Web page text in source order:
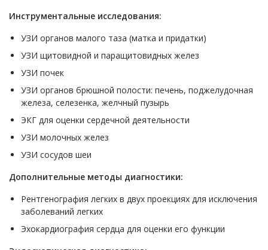
Инструментальные исследования:
УЗИ органов малого таза (матка и придатки)
УЗИ щитовидной и паращитовидных желез
УЗИ почек
УЗИ органов брюшной полости: печень, поджелудочная
железа, селезенка, желчный пузырь
ЭКГ для оценки сердечной деятельности
УЗИ молочных желез
УЗИ сосудов шеи
Дополнительные методы диагностики:
Рентгенография легких в двух проекциях для исключения
заболеваний легких
Эхокардиография сердца для оценки его функции